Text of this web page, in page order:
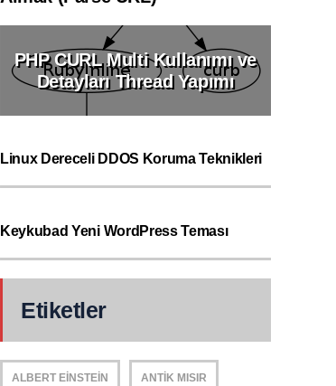
PHP CURL Multi Kullanımı ve
Detayları Thread Yapımı
Linux Dereceli DDOS Koruma Teknikleri
Keykubad Yeni WordPress Teması
Etiketler
ALBERT EINSTEIN ANTIK MISIR